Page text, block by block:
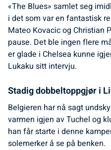
«The Blues» samlet seg
i det som var en fantastisk
Mateo Kovacic og Christian
pause. Det ble ingen flere
er glade i Chelsea kunne
Lukaku sitt intervju.
Stadig dobbeltoppgjør i
Belgieren har nå sagt
varmen igjen av Tuchel og
han får starte i denne
solemerker å se på benken.